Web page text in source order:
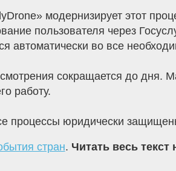
модернизирует этот
пользователя через
автоматически во все
сокращается до дня.
работу.
процессы юридически
стран. Читать весь текст